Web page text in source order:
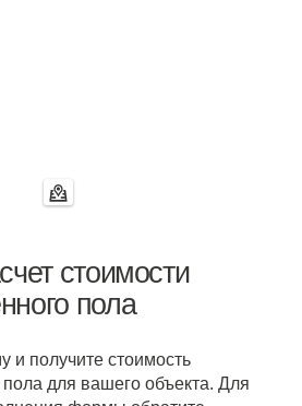
стоимости
пола
и получите стоимость
для вашего объекта. Для